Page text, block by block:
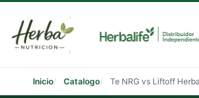
contenido
Inicio Catalogo Te NRG vs Liftoff